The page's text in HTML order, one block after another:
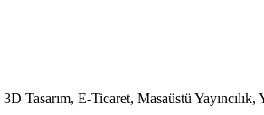
Tasarım, E-Ticaret, Masaüstü Yayıncılık,